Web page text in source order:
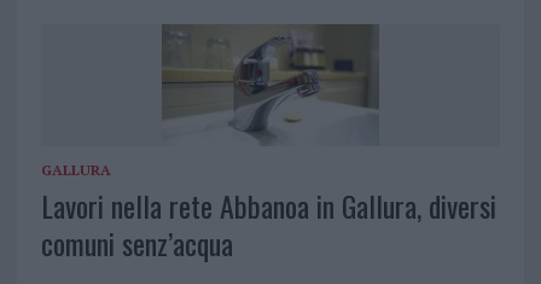
GALLURA
Lavori nella rete Abbanoa in Gallura, diversi
comuni senz’acqua